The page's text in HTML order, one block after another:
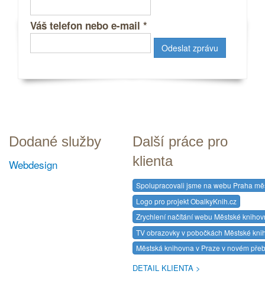
Váš telefon nebo e-mail *
Dodané služby
Webdesign
Další práce pro
klienta
Spolupracovali jsme na webu Praha
Logo pro projekt ObalkyKnih.cz
Zrychlení načítání webu Městské
TV obrazovky v pobočkách Městské
Městská knihovna v Praze v novém
DETAIL KLIENTA